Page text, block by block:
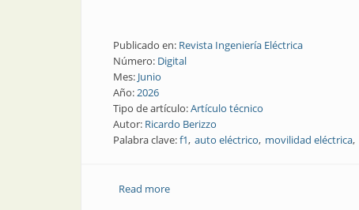
Publicado en: Revista Ingeniería Eléctrica
Número: Digital
Mes: Junio
Año:2026
Tipo de artículo:Artículo técnico
Autor: Ricardo Berizzo
Palabra clave:f1 auto eléctrico movilidad eléctrica
Read moreabout Las baterías de litio de la Fórmula 1